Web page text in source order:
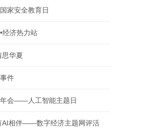
家安全教育日
经济热力站
思华夏
件
会——人工智能主题日
AI相伴——数字经济主题网评活